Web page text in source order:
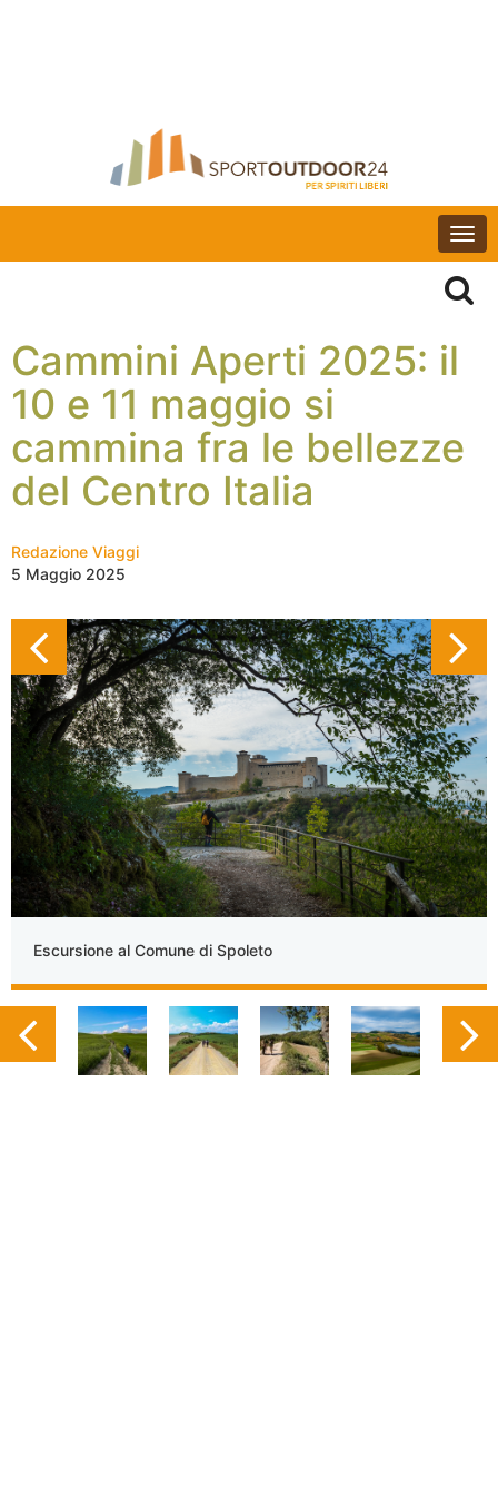
Cammini Aperti 2025: il
10 e 11 maggio si
cammina fra le bellezze
del Centro Italia
Redazione Viaggi
5 Maggio 2025
Escursione al Comune di Spoleto